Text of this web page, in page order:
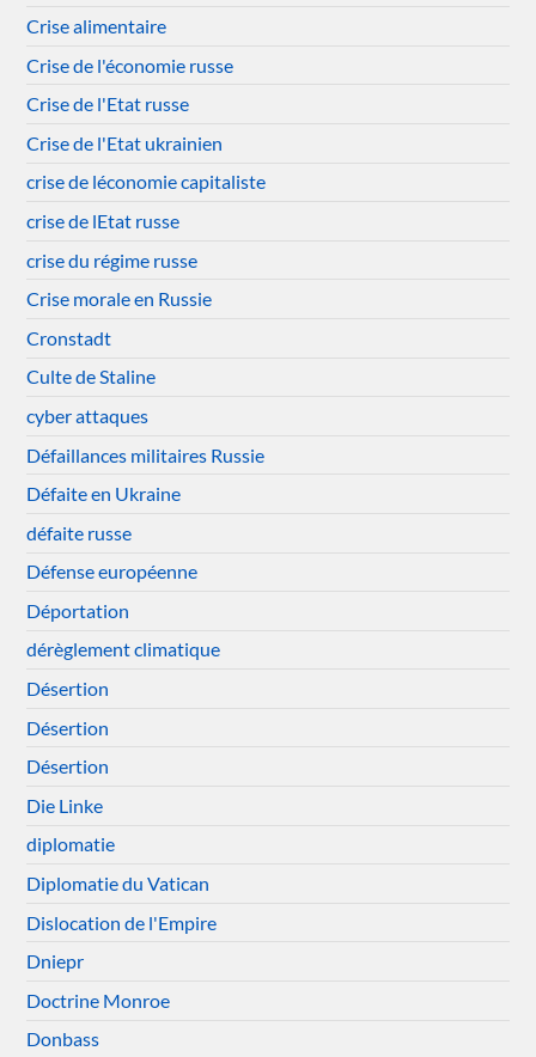
Crise alimentaire
Crise de l'économie russe
Crise de l'Etat russe
Crise de l'Etat ukrainien
crise de léconomie capitaliste
crise de lEtat russe
crise du régime russe
Crise morale en Russie
Cronstadt
Culte de Staline
cyber attaques
Défaillances militaires Russie
Défaite en Ukraine
défaite russe
Défense européenne
Déportation
dérèglement climatique
Désertion
Désertion
Désertion
Die Linke
diplomatie
Diplomatie du Vatican
Dislocation de l'Empire
Dniepr
Doctrine Monroe
Donbass